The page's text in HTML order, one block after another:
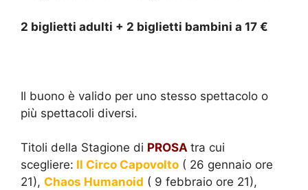
2 biglietti adulti + 2 biglietti bambini a 17 €
Il buono è valido per uno stesso spettacolo o
più spettacoli diversi.
Titoli della Stagione di PROSA tra cui
scegliere: Il Circo Capovolto ( 26 gennaio ore
21), Chaos Humanoid ( 9 febbraio ore 21),